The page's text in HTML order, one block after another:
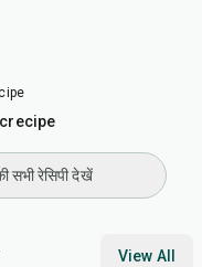
रेसिपी देखें
View All